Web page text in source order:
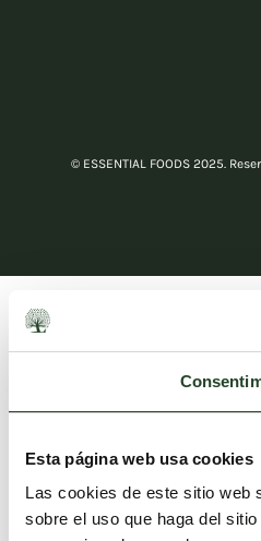
Esta página web usa cookies
Las cookies de este sitio web
sobre el uso que haga del